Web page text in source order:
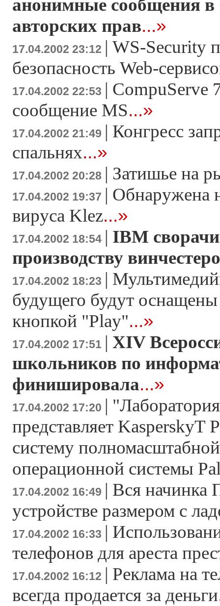
анонимные сообщения в
авторских прав...»
17.04.2002 23:12 | WS-Security
безопасность Web-
17.04.2002 22:53 | CompuServe
сообщение MS...»
17.04.2002 21:49 | Конгресс
спальнях...»
17.04.2002 20:28 | Затишье на
17.04.2002 19:37 | Обнаружена
вируса Klez...»
17.04.2002 18:54 | IBM
производству
17.04.2002 18:23 |
будущего будут
кнопкой "Play"...»
17.04.2002 17:51 | XIV
школьников по
финишировала...»
17.04.2002 17:20 |
представляет KasperskyT
систему
операционной системы
17.04.2002 16:49 | Вся начинка
устройстве размером с
17.04.2002 16:33 |
телефонов для ареста
17.04.2002 16:12 | Реклама на
всегда продается за деньги